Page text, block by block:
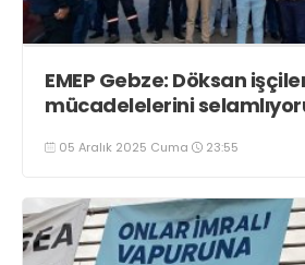
EMEP Gebze: Döksan
mücadelelerini
05 Aralık 2025 Cuma 23:55